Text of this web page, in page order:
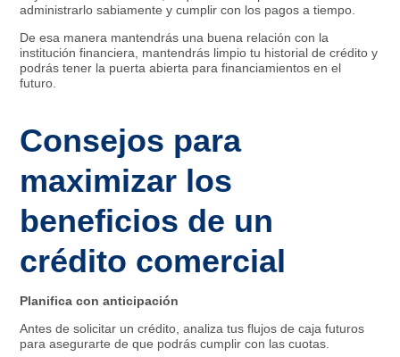
administrarlo sabiamente y cumplir con los pagos a tiempo.
De esa manera mantendrás una buena relación con la
institución financiera, mantendrás limpio tu historial de crédito y
podrás tener la puerta abierta para financiamientos en el
futuro.
Consejos para
maximizar los
beneficios de un
crédito comercial
Planifica con anticipación
Antes de solicitar un crédito, analiza tus flujos de caja futuros
para asegurarte de que podrás cumplir con las cuotas.